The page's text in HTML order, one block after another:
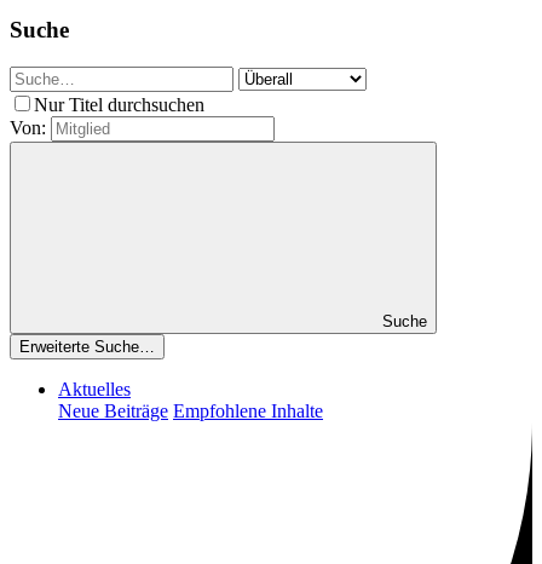
Suche
Nur Titel durchsuchen
Von:
Suche
Erweiterte Suche…
Aktuelles
Neue Beiträge Empfohlene Inhalte